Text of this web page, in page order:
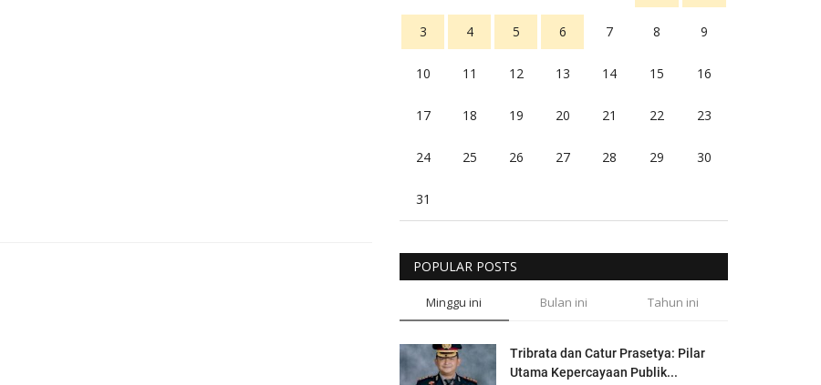
3 4 5 6 7 8 9
10 11 12 13 14 15 16
17 18 19 20 21 22 23
24 25 26 27 28 29 30
31
POPULAR POSTS
Minggu ini Bulan ini Tahun ini
Tribrata dan Catur Prasetya: Pilar
Utama Kepercayaan Publik...